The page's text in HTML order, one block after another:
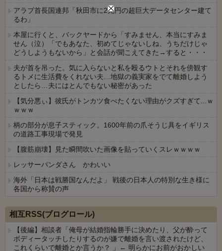
アラブ首長国連邦「秋田市に2兆円の超巨大データセンター建て
るわ」
本屋に行くと、バックヤードから「すみません、本当にすみま
せん（泣）「でもあなた、初めてじゃないしね、うちだけじゃ
どうしようもないから」と会話が聞こえてきた→すると・・・
夫が首を吊った。気に入らないと私を殴るウトとそれを傍観す
るトメに生活費をくれない夫…地獄の義実家をでて離婚しよう
としたら…夫にはとんでもない秘密があった
【気分悪ぃ】彼氏がトンカツ食べたくない理由がクズすぎて...ｗ
ｗｗｗ
柄の部分が息子スティック。1600年前の爪そうじ具をイギリス
の道路工事現場で発見
【腹筋崩壊】見た瞬間吹いた画像を貼っていくスレｗｗｗｗ
レッサーパンダさん かわいい
海外「日本は戦勝国なんだよ」 戦後の日本人の特別な生き様に
各国から称賛の声
相互RSS(ブログロール)
【後編】相談者「俺母が結婚指輪勝手に決めたり、父が酔って
ボディータッチしたりするのが嫌で離婚を言い渡されたけど、
これくらいで離婚とか言うか？ 」← 明らかにお前がおかしい